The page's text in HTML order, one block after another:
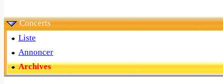
Concerts
Liste
Annoncer
Archives